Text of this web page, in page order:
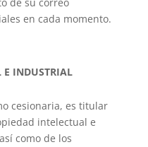
en cada momento.
E INDUSTRIAL
cesionaria, es titular
intelectual e
como de los